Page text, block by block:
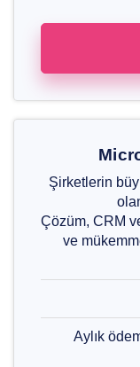
Şirketlerin
Çözüm, CRM
ve
Aylık